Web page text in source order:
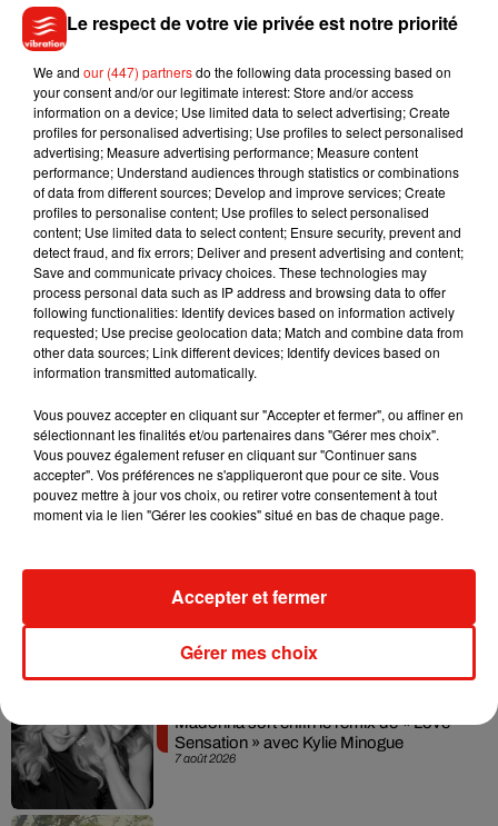
Plusieurs autres actions sont également annoncées ces
prochains jours :
Durtal et Seiches-sur-le-Loir: le 29 janvier à partir de 6h,
blocage sur l’A11 aux barrières de péage des sorties n°11 et
12, dans le sens Paris-Nantes et dans le sens Nantes-Paris
Corné: le 29 janvier à partir de 6h, blocage sur la D347 sur le
segment borné par les croisements avec la D82 et la D61
Musique
7 août 2026
Julien Lieb s’essaye à la vie de chatelain
dans son nouveau clip
7 août 2026
Madonna sort enfin le remix de « Love
Sensation » avec Kylie Minogue
Le respect de votre vie privée est notre priorité
We and our (447) partnersdo the following data processing based on
your consent and/or our legitimate interest: Store and/or access
information on a device; Use limited data to select advertising; Create
profiles for personalised advertising; Use profiles to select personalised
advertising; Measure advertising performance; Measure content
performance; Understand audiences through statistics or combinations
of data from different sources; Develop and improve services; Create
profiles to personalise content; Use profiles to select personalised
content; Use limited data to select content; Ensure security, prevent and
detect fraud, and fix errors; Deliver and present advertising and content;
Save and communicate privacy choices. These technologies may
process personal data such as IP address and browsing data to offer
following functionalities: Identify devices based on information actively
requested; Use precise geolocation data; Match and combine data from
other data sources; Link different devices; Identify devices based on
information transmitted automatically.
Vous pouvez accepter en cliquant sur "Accepter et fermer", ou affiner en
sélectionnant les finalités et/ou partenaires dans "Gérer mes choix".
Vous pouvez également refuser en cliquant sur "Continuer sans
accepter". Vos préférences ne s'appliqueront que pour ce site. Vous
pouvez mettre à jour vos choix, ou retirer votre consentement à tout
moment via le lien "Gérer les cookies" situé en bas de chaque page.
Gérer mes choix
Accepter et fermer